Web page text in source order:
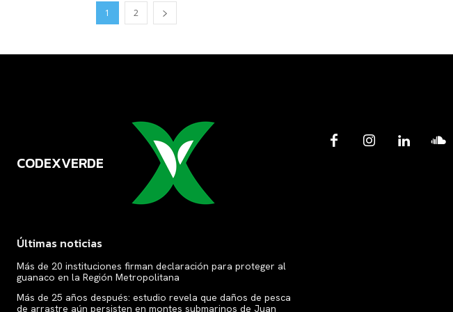
1 2
CODEXVERDE
Últimas noticias
Más de 20 instituciones firman declaración para proteger al
guanaco en la Región Metropolitana
Más de 25 años después: estudio revela que daños de pesca
de arrastre aún persisten en montes submarinos de Juan